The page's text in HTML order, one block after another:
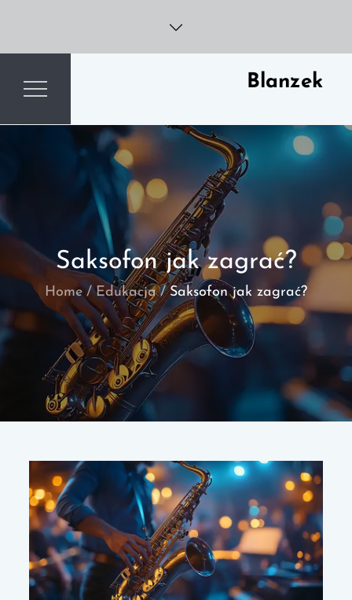
content
Blanzek
Saksofon jak zagrać?
Home Edukacja Saksofon jak zagrać?